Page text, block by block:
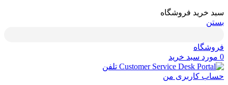
سبد خرید فروشگاه
بستن
فروشگاه
0 مورد سبد خرید
تلفن
حساب کاربری من